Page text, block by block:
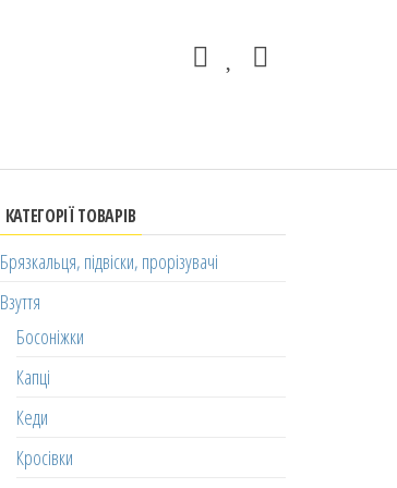
КАТЕГОРІЇ ТОВАРІВ
Брязкальця, підвіски, прорізувачі
Взуття
Босоніжки
Капці
Кеди
Кросівки